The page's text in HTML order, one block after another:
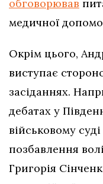
обговорював
медичної
Окрім цього,
виступає
засіданнях.
дебатах у
військовому суді
позбавлення
Григорія